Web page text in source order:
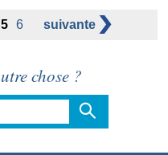
5 6 suivante
chose ?